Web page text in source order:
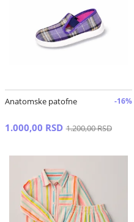
Anatomske patofne -16%
1.000,00 RSD 1.200,00 RSD